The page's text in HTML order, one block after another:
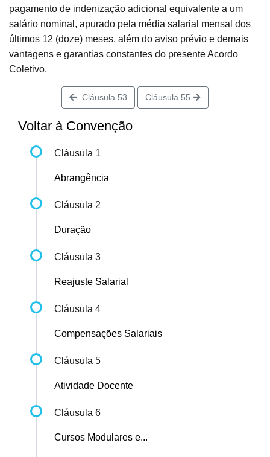
pagamento de indenização adicional equivalente a um
salário nominal, apurado pela média salarial mensal dos
últimos 12 (doze) meses, além do aviso prévio e demais
vantagens e garantias constantes do presente Acordo
Coletivo.
Cláusula 53 Cláusula 55
Voltar à Convenção
Cláusula 1
Abrangência
Cláusula 2
Duração
Cláusula 3
Reajuste Salarial
Cláusula 4
Compensações Salariais
Cláusula 5
Atividade Docente
Cláusula 6
Cursos Modulares e...